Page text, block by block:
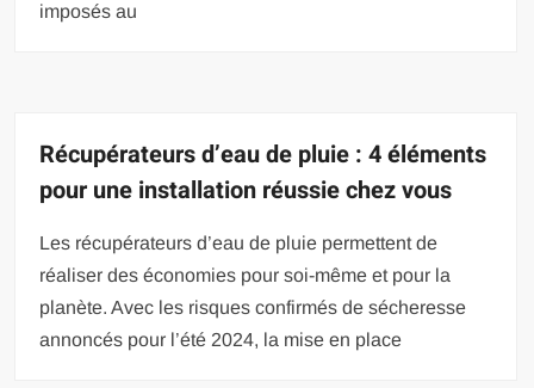
imposés au
Récupérateurs d’eau de pluie : 4 éléments
pour une installation réussie chez vous
Les récupérateurs d’eau de pluie permettent de
réaliser des économies pour soi-même et pour la
planète. Avec les risques confirmés de sécheresse
annoncés pour l’été 2024, la mise en place